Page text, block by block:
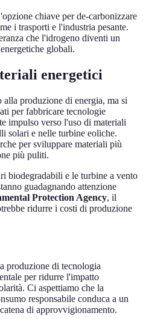
chiave per de-carbonizzare
i trasporti e l'industria pesante.
che l'idrogeno diventi un
globali.
energetici
produzione di energia, ma si
per fabbricare tecnologie
impulso verso l'uso di materiali
solari e nelle turbine eoliche.
per sviluppare materiali più
più puliti.
biodegradabili e le turbine a vento
guadagnando attenzione
Protection Agency, il
ridurre i costi di produzione
produzione di tecnologia
per ridurre l'impatto
Ci aspettiamo che la
responsabile conduca a un
di approvvigionamento.